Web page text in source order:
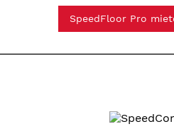
SpeedFloor Pro